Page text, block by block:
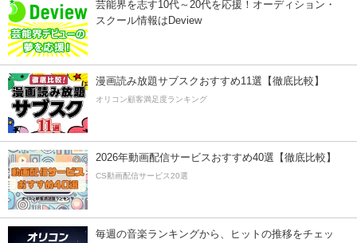
芸能界を志す10代～20代を応援！オーディション・
スクール情報はDeview
漫画読み放題サブスクおすすめ11選【徹底比較】
オリコン顧客満足度ランキング
2026年動画配信サービスおすすめ40選【徹底比較】
CS動画配信サービス20選
毎週の音楽ランキングから、ヒットの推移をチェッ